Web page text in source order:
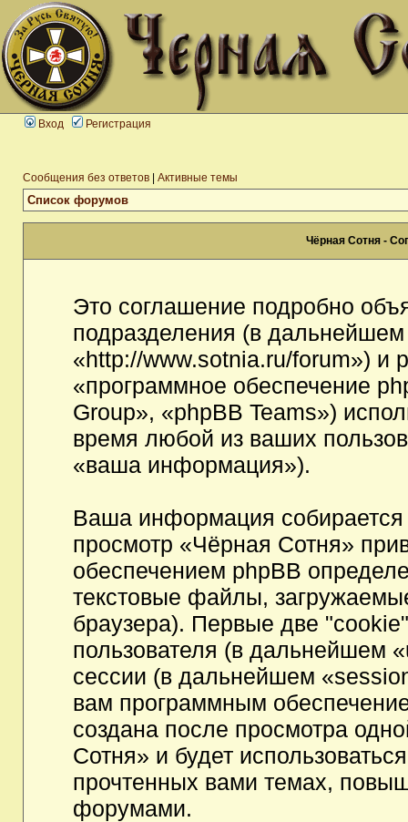
Вход Регистрация
Сообщения без ответов Активные темы
Список форумов
Чёрная Сотня -
Это соглашение подробно
подразделения (в
«http://www.sotnia.ru/forum») и
«программное обеспечение
Group», «phpBB Teams»)
время любой из ваших
«ваша информация»).
Ваша информация
просмотр «Чёрная Сотня»
обеспечением phpBB
текстовые файлы,
браузера). Первые две
пользователя (в дальнейшем
сессии (в дальнейшем
вам программным
создана после просмотра
Сотня» и будет
прочтенных вами темах,
форумами.